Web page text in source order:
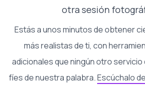
otra sesión
Estás a unos minutos de obtener
más realistas de ti, con
adicionales que ningún otro
fíes de nuestra palabra.Escúchalo